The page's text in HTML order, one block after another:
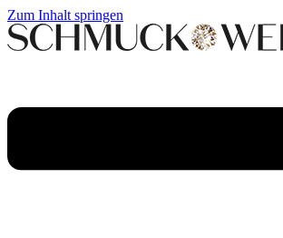
Zum Inhalt springen